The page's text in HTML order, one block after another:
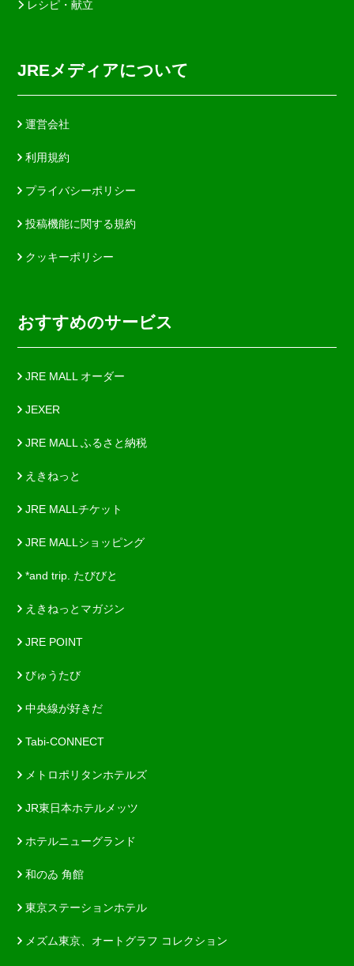
レシピ・献立
JREメディアについて
運営会社
利用規約
プライバシーポリシー
投稿機能に関する規約
クッキーポリシー
おすすめのサービス
JRE MALL オーダー
JEXER
JRE MALL ふるさと納税
えきねっと
JRE MALLチケット
JRE MALLショッピング
*and trip. たびびと
えきねっとマガジン
JRE POINT
びゅうたび
中央線が好きだ
Tabi-CONNECT
メトロポリタンホテルズ
JR東日本ホテルメッツ
ホテルニューグランド
和のゐ 角館
東京ステーションホテル
メズム東京、オートグラフ コレクション